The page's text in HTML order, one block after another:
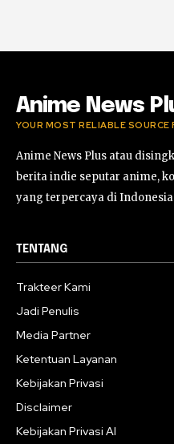
Anime News
YOUR MOST RELIABLE SOURCE
Anime News Plus atau
berita indie seputar anime,
yang terpercaya di
TENTANG
Trakteer Kami
Jadi Penulis
Media Partner
Ketentuan Layanan
Kebijakan Privasi
Disclaimer
Kebijakan Privasi AI